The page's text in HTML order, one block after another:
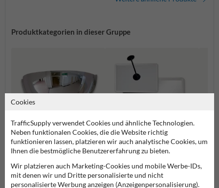
Produktkategorien in dieser Gruppe
Innenbereichsspiegel
Cookies
TrafficSupply verwendet Cookies und ähnliche Technologien.
Neben funktionalen Cookies, die die Website richtig
funktionieren lassen, platzieren wir auch analytische Cookies, um
Ihnen die bestmögliche Benutzererfahrung zu bieten.
Wir platzieren auch Marketing-Cookies und mobile Werbe-IDs,
mit denen wir und Dritte personalisierte und nicht
personalisierte Werbung anzeigen (Anzeigenpersonalisierung).